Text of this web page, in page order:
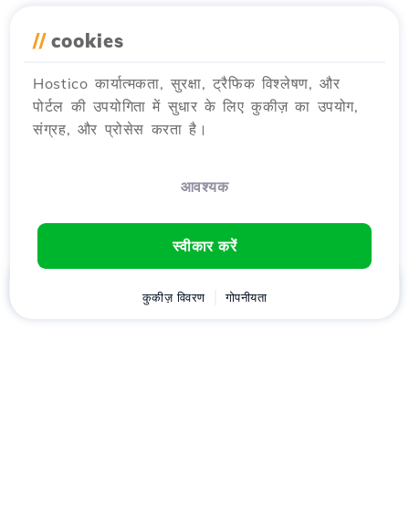
// cookies
Hostico कार्यात्मकता, सुरक्षा, ट्रैफिक विश्लेषण, और
पोर्टल की उपयोगिता में सुधार के लिए कुकीज़ का उपयोग,
संग्रह, और प्रोसेस करता है।
आवश्यक
स्वीकार करें
कुकीज़ विवरण गोपनीयता
ग्राहक कार्ट